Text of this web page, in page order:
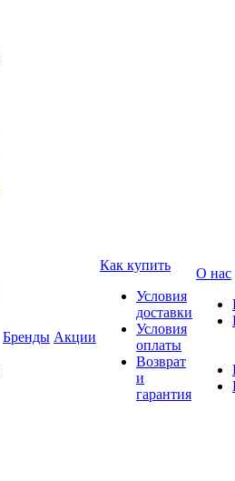
Бренды Акции
Как купить
Условия
доставки
Условия
оплаты
Возврат
и
гарантия
О нас